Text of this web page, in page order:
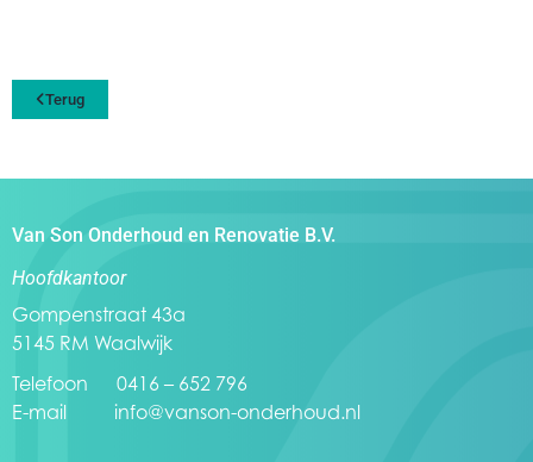
Terug
Van Son Onderhoud en Renovatie B.V.
Hoofdkantoor
Gompenstraat 43a
5145 RM Waalwijk
Telefoon 0416 – 652 796
E-mail info@vanson-onderhoud.nl